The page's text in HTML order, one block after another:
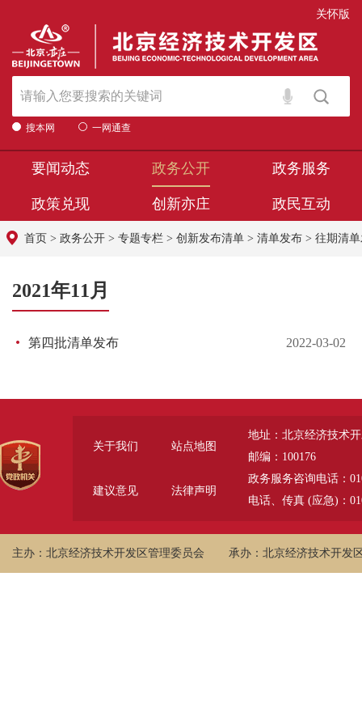
关怀版
搜本网 一网通查
要闻动态 政务公开 政务服务
政策兑现 创新亦庄 政民互动
首页 > 政务公开 > 专题专栏 > 创新发布清单 > 清单发布 > 往期清
2021年11月
第四批清单发布 2022-03-02
关于我们 站点地图
建议意见 法律声明
地址：北京经济技术
邮编：100176
政务服务咨询电话：
电话、传真 (应急)：
主办：北京经济技术开发区管理委员会 承办：北京经济技术开发